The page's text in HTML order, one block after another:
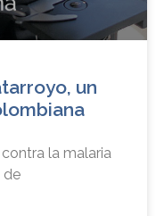
un
la malaria
de